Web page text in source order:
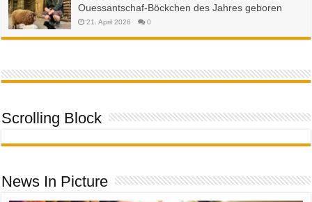
Ouessantschaf-Böckchen des Jahres geboren
21. April 2026 0
Scrolling Block
News In Picture